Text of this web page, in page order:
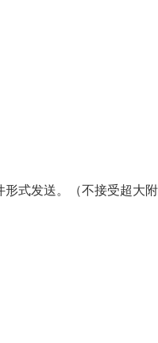
式发送。（不接受超大附